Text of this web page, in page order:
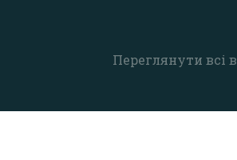
Переглянути всі